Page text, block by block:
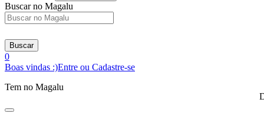
Buscar no Magalu
Buscar
0
Boas vindas :)Entre ou Cadastre-se
Tem no Magalu